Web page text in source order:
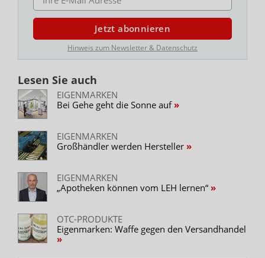
Jetzt abonnieren
Hinweis zum Newsletter & Datenschutz
Lesen Sie auch
EIGENMARKEN
Bei Gehe geht die Sonne auf
EIGENMARKEN
Großhändler werden Hersteller
EIGENMARKEN
„Apotheken können vom LEH lernen“
OTC-PRODUKTE
Eigenmarken: Waffe gegen den Versandhandel